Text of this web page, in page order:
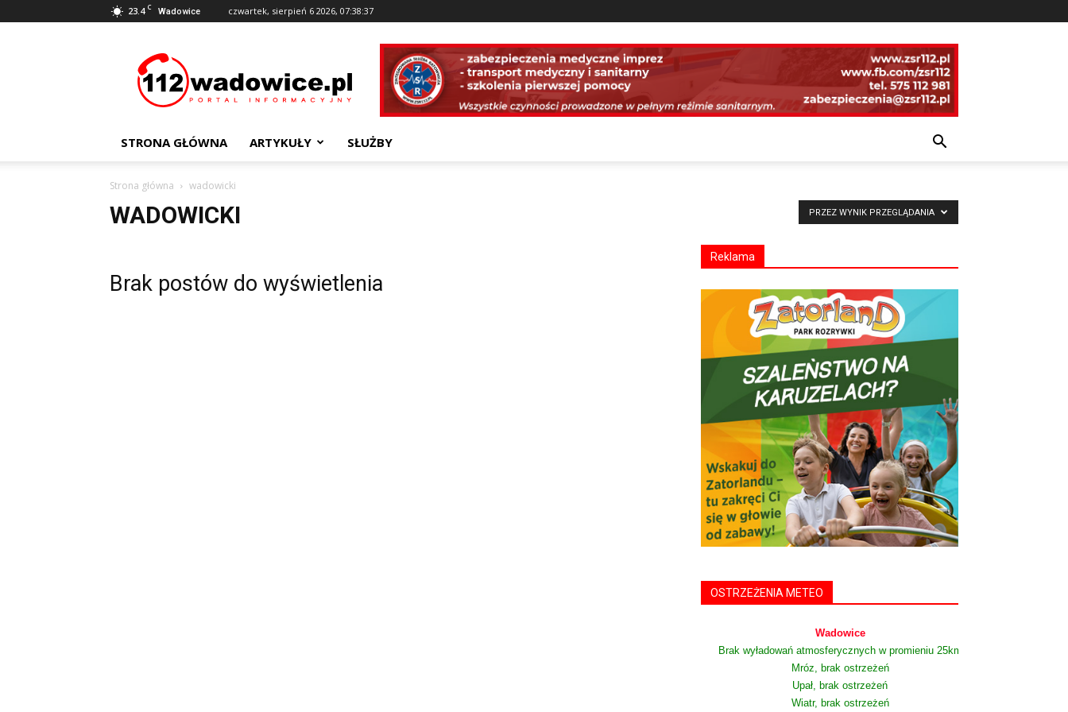
23.4 C Wadowice czwartek, sierpień 6 2026, 07:38:37
STRONA GŁÓWNA ARTYKUŁY SŁUŻBY
Strona główna wadowicki
WADOWICKI PRZEZ WYNIK PRZEGLĄDANIA
Brak postów do wyświetlenia
Reklama
OSTRZEŻENIA METEO
Wadowice
Brak wyładowań atmosferycznych w promieniu 25km
Mróz, brak ostrzeżeń
Upał, brak ostrzeżeń
Wiatr, brak ostrzeżeń